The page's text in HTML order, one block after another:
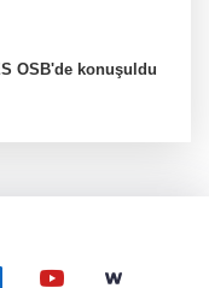
OSB'de konuşuldu
ve Pakistan ortak